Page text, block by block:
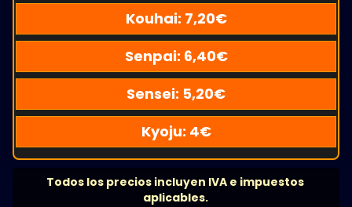
Kouhai: 7,20€
Senpai: 6,40€
Sensei: 5,20€
Kyoju: 4€
Todos los precios incluyen IVA e impuestos
aplicables.